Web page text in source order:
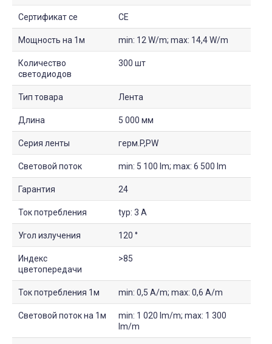
Сертификат ce CE
Мощность на 1м min: 12 W/m; max: 14,4 W/m
Количество
светодиодов
300 шт
Тип товара Лента
Длина 5 000 мм
Серия ленты герм.P,PW
Световой поток min: 5 100 lm; max: 6 500 lm
Гарантия 24
Ток потребления typ: 3 A
Угол излучения 120 °
Индекс
цветопередачи
>85
Ток потребления 1м min: 0,5 A/m; max: 0,6 A/m
Световой поток на 1м
min: 1 020 lm/m; max: 1 300
lm/m